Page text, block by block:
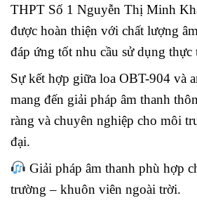
THPT Số 1 Nguyễn Thị Minh
được hoàn thiện với chất lượng
đáp ứng tốt nhu cầu sử dụng thực
Sự kết hợp giữa loa OBT-904 và
mang đến giải pháp âm thanh
ràng và chuyên nghiệp cho môi
đại.
Giải pháp âm thanh phù hợp
trường – khuôn viên ngoài trời.